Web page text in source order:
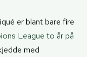
er blant bare fire
League to år på
med